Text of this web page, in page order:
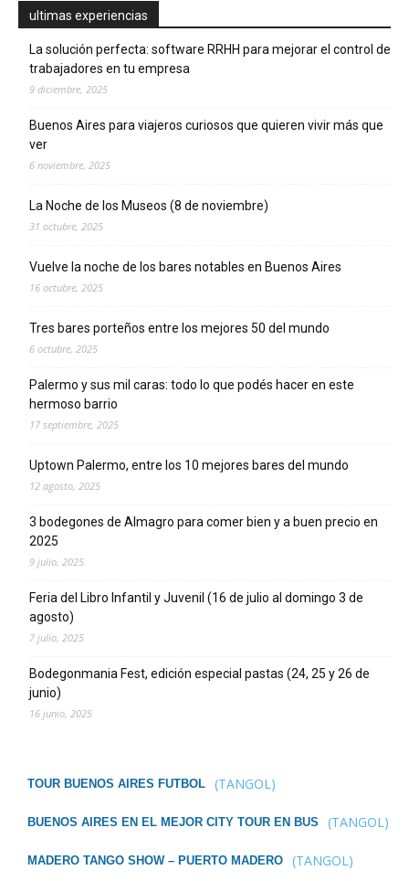
ultimas experiencias
La solución perfecta: software RRHH para mejorar el control de
trabajadores en tu empresa
9 diciembre, 2025
Buenos Aires para viajeros curiosos que quieren vivir más que
ver
6 noviembre, 2025
La Noche de los Museos (8 de noviembre)
31 octubre, 2025
Vuelve la noche de los bares notables en Buenos Aires
16 octubre, 2025
Tres bares porteños entre los mejores 50 del mundo
6 octubre, 2025
Palermo y sus mil caras: todo lo que podés hacer en este
hermoso barrio
17 septiembre, 2025
Uptown Palermo, entre los 10 mejores bares del mundo
12 agosto, 2025
3 bodegones de Almagro para comer bien y a buen precio en
2025
9 julio, 2025
Feria del Libro Infantil y Juvenil (16 de julio al domingo 3 de
agosto)
7 julio, 2025
Bodegonmania Fest, edición especial pastas (24, 25 y 26 de
junio)
16 junio, 2025
TOUR BUENOS AIRES FUTBOL (TANGOL)
BUENOS AIRES EN EL MEJOR CITY TOUR EN BUS (TANGOL)
MADERO TANGO SHOW – PUERTO MADERO (TANGOL)